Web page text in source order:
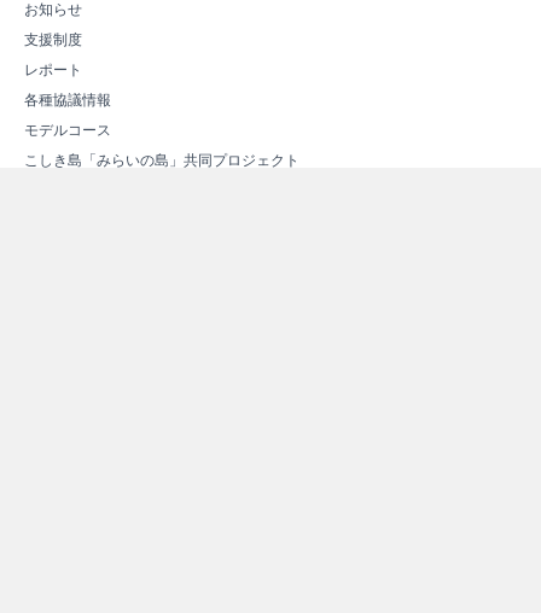
お知らせ
支援制度
レポート
各種協議情報
モデルコース
こしき島「みらいの島」共同プロジェクト